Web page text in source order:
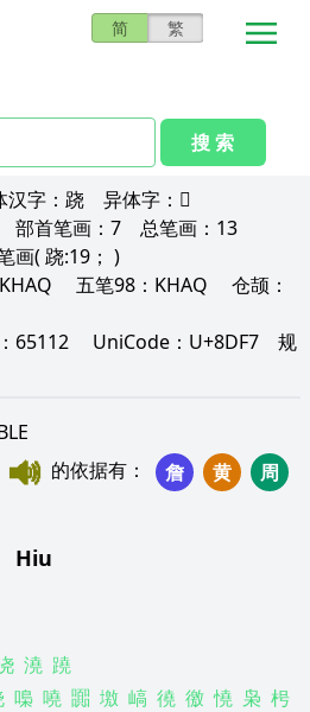
简 繁
搜 索
汉字： 跷 异体字： 𫏋
部首笔画： 7 总笔画： 13
画( 跷:19； )
KHAQ 五笔98： KHAQ 仓颉：
65112 UniCode： U+8DF7 规
的依据有 ： 詹 黄
周
Hiu
澆 蹺
嘄 嘵 嚻 墽 嵪 徺 徼 憢 枭 枵